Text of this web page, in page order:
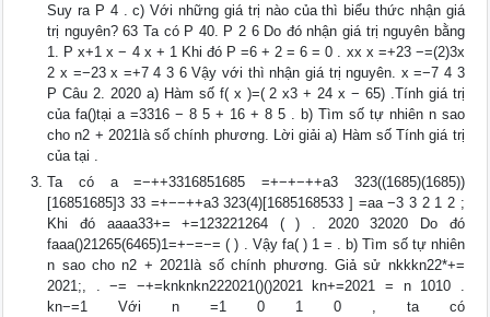
Suy ra P 4 . c) Với những giá trị nào của thì biểu thức nhận giá
trị nguyên? 63 Ta có P 40. P 2 6 Do đó nhận giá trị nguyên bằng
1. P x+1 x − 4 x + 1 Khi đó P =6 + 2 = 6 = 0 . xx x =+23 −=(2)3x
2 x =−23 x =+7 4 3 6 Vậy với thì nhận giá trị nguyên. x =−7 4 3
P Câu 2. 2020 a) Hàm số f( x )=( 2 x3 + 24 x − 65) .Tính giá trị
của fa()tại a =3316 − 8 5 + 16 + 8 5 . b) Tìm số tự nhiên n sao
cho n2 + 2021là số chính phương. Lời giải a) Hàm số Tính giá trị
của tại .
Ta có a =−++3316851685 =+−+−++a3 323((1685)(1685))
[16851685]3 33 =+−−++a3 323(4)[1685168533 ] =aa −3 3 2 1 2 ;
Khi đó aaaa33+= +=123221264 ( ) . 2020 32020 Do đó
faaa()21265(6465)1=+−=−= ( ) . Vậy fa( ) 1 = . b) Tìm số tự nhiên
n sao cho n2 + 2021là số chính phương. Giả sử nkkkn22*+=
2021;, . −= −+=knknkn222021()()2021 kn+=2021 = n 1010 .
kn−=1 Với n =1 0 1 0 , ta có